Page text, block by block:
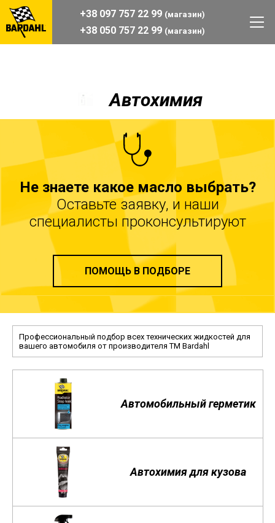
+38 097 757 22 99 (магазин)
+38 050 757 22 99 (магазин)
Автохимия
Не знаете какое масло выбрать?
Оставьте заявку, и наши
специалисты проконсультируют
ПОМОЩЬ В ПОДБОРЕ
Профессиональный подбор всех технических жидкостей для
вашего автомобиля от производителя TM Bardahl
Автомобильный герметик
Автохимия для кузова